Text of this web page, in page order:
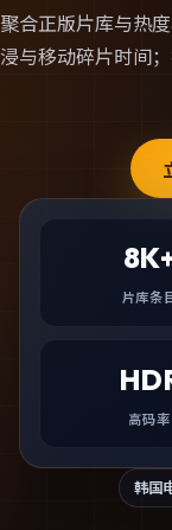
聚合正版片库与热度
浸与移动碎片时间
片库条
高码率
韩国